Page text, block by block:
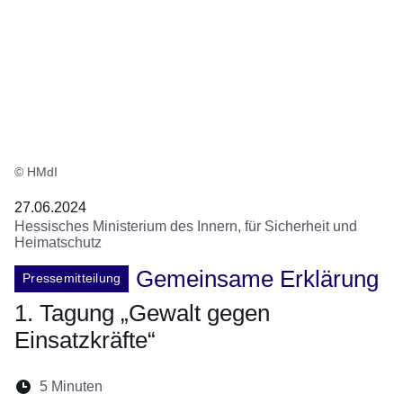
© HMdI
27.06.2024
Hessisches Ministerium des Innern, für Sicherheit und
Heimatschutz
Pressemitteilung
Gemeinsame Erklärung
1. Tagung „Gewalt gegen
Einsatzkräfte“
Lesedauer:
5 Minuten